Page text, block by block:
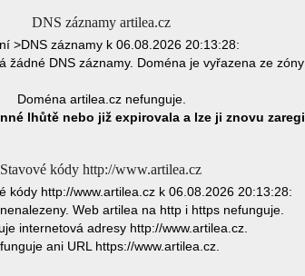
DNS záznamy artilea.cz
>DNS záznamy k 06.08.2026 20:13:28:
žádné DNS záznamy. Doména je vyřazena ze zóny
Doména artilea.cz nefunguje.
lhůtě nebo již expirovala a lze ji znovu
Stavové kódy http://www.artilea.cz
kódy http://www.artilea.cz k 06.08.2026 20:13:28:
Web artilea na http i https nefunguje.
internetová adresy http://www.artilea.cz.
ani URL https://www.artilea.cz.